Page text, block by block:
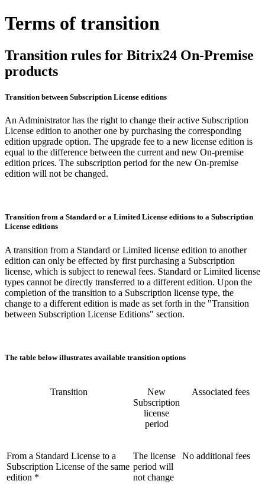
Terms of transition
Transition rules for Bitrix24 On-Premise
products
Transition between Subscription License editions
An Administrator has the right to change their active Subscription
License edition to another one by purchasing the corresponding
edition upgrade option. The upgrade fee to a new license edition is
equal to the difference between the current and new On-premise
edition prices. The subscription period for the new On-premise
edition will not be changed.
Transition from a Standard or a Limited License editions to a Subscription
License editions
A transition from a Standard or Limited license edition to another
edition can only be effected by first purchasing a Subscription
license, which is subject to renewal fees. Standard or Limited license
types cannot be directly transferred to a different edition. Upon the
completion of the transition to a Subscription license type, the
change to a different edition is made as set forth in the "Transition
between Subscription License Editions" section.
The table below illustrates available transition options
Transition
New
Subscription
license
period
Associated fees
From a Standard License to a
Subscription License of the same
edition *
The license
period will
not change
No additional fees